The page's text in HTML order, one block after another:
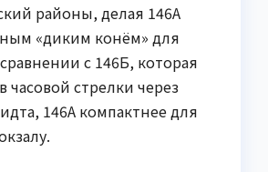
районы, делая 146А
«диким конём» для
с 146Б, которая
часовой стрелки через
146А компактнее для